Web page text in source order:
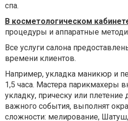
спа.
В косметологическом
процедуры и аппаратные
Все услуги салона
времени клиентов.
Например, укладка маникюр и
1,5 часа. Мастера парикмахеры
укладку, прическу или плетение
важного события, выполнят
сложности: мелирование,